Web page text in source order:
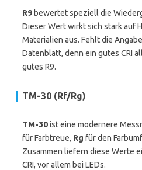
R9 bewertet speziell die
Dieser Wert wirkt sich stark auf
Materialien aus. Fehlt die
Datenblatt, denn ein gutes CRI
gutes R9.
TM-30 (Rf/Rg)
TM-30ist eine modernere
für Farbtreue, Rg für den
Zusammen liefern diese Werte
CRI, vor allem bei LEDs.